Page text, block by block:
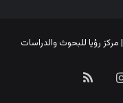
انستقرامملخص